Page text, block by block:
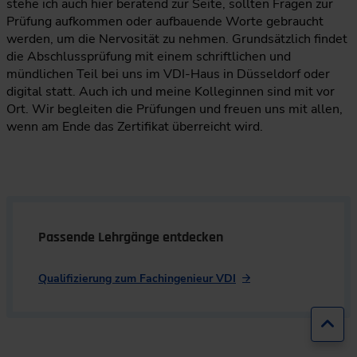
stehe ich auch hier beratend zur Seite, sollten Fragen zur
Prüfung aufkommen oder aufbauende Worte gebraucht
werden, um die Nervosität zu nehmen. Grundsätzlich findet
die Abschlussprüfung mit einem schriftlichen und
mündlichen Teil bei uns im VDI-Haus in Düsseldorf oder
digital statt. Auch ich und meine Kolleginnen sind mit vor
Ort. Wir begleiten die Prüfungen und freuen uns mit allen,
wenn am Ende das Zertifikat überreicht wird.
Passende Lehrgänge entdecken
Qualifizierung zum Fachingenieur VDI